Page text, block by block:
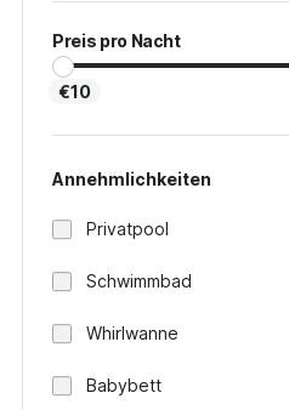
Preis pro Nacht
€10
Annehmlichkeiten
Privatpool
Schwimmbad
Whirlwanne
Babybett